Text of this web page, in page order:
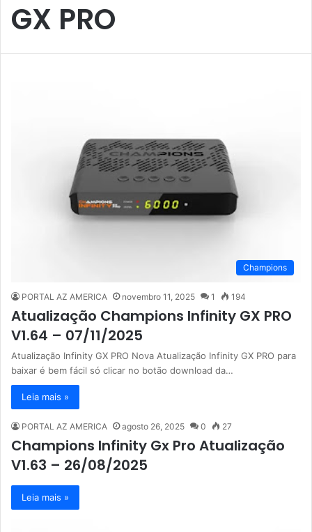
GX PRO
Champions
PORTAL AZ AMERICA novembro 11, 2025 1 194
Atualização Champions Infinity GX PRO
V1.64 – 07/11/2025
Atualização Infinity GX PRO Nova Atualização Infinity GX PRO para
baixar é bem fácil só clicar no botão download da…
Leia mais »
PORTAL AZ AMERICA agosto 26, 2025 0 27
Champions Infinity Gx Pro Atualização
V1.63 – 26/08/2025
Leia mais »